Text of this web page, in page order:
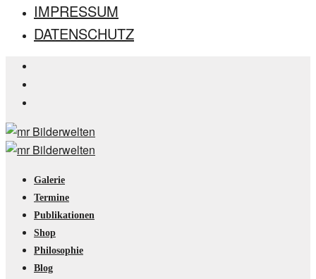
IMPRESSUM
DATENSCHUTZ
Galerie
Termine
Publikationen
Shop
Philosophie
Blog